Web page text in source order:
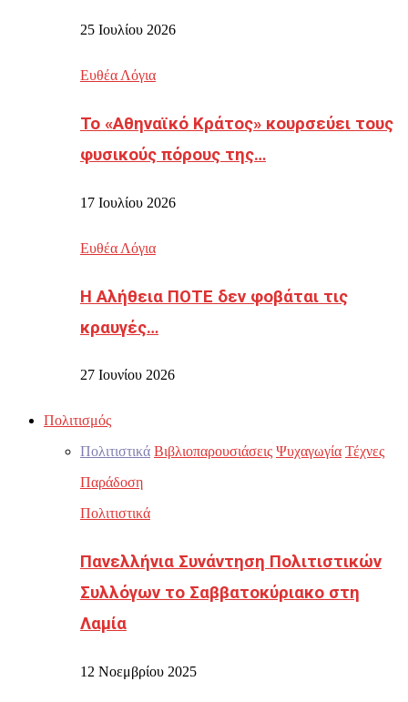
25 Ιουλίου 2026
Ευθέα Λόγια
Το «Αθηναϊκό Κράτος» κουρσεύει τους
φυσικούς πόρους της…
17 Ιουλίου 2026
Ευθέα Λόγια
Η Αλήθεια ΠΟΤΕ δεν φοβάται τις
κραυγές…
27 Ιουνίου 2026
Πολιτισμός
Πολιτιστικά Βιβλιοπαρουσιάσεις Ψυχαγωγία Τέχνες
Παράδοση
Πολιτιστικά
Πανελλήνια Συνάντηση Πολιτιστικών
Συλλόγων το Σαββατοκύριακο στη
Λαμία
12 Νοεμβρίου 2025